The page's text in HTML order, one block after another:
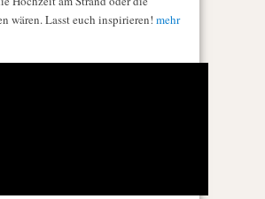
wären. Lasst euch inspirieren! mehr